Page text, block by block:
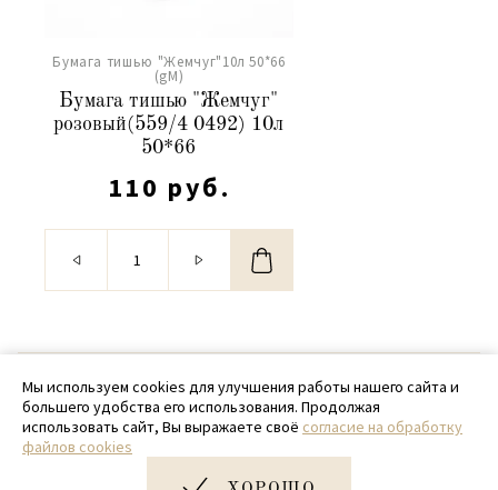
Бумага тишью "Жемчуг"10л 50*66
(gM)
Бумага тишью "Жемчуг"
розовый(559/4 0492) 10л
50*66
110 руб.
© 2020 - 2026 SamPack
+ 7 (918) 699-97-87
zakaz@sampack.store
Мы используем cookies для улучшения работы нашего сайта и
большего удобства его использования. Продолжая
использовать сайт, Вы выражаете своё согласие на обработку
файлов cookies